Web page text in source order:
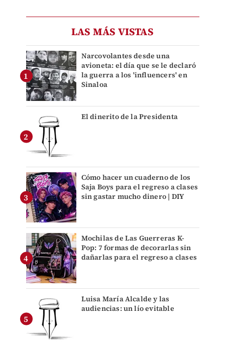
LAS MÁS VISTAS
Narcovolantes desde una
avioneta: el día que se le declaró
la guerra a los 'influencers' en
Sinaloa
El dinerito de la Presidenta
Cómo hacer un cuaderno de los
Saja Boys para el regreso a clases
sin gastar mucho dinero | DIY
Mochilas de Las Guerreras K-
Pop: 7 formas de decorarlas sin
dañarlas para el regreso a clases
Luisa María Alcalde y las
audiencias: un lío evitable